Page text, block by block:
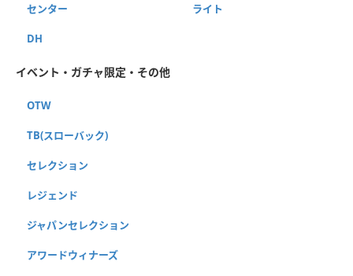
センター ライト
DH
イベント・ガチャ限定・その他
OTW
TB(スローバック)
セレクション
レジェンド
ジャパンセレクション
アワードウィナーズ